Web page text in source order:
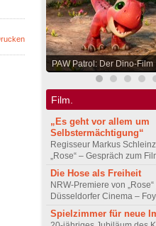
PAW Patrol: Der Dino-Film
Film.
„Es geht vor allem um
Selbstermächtigung“
Regisseur Markus
„Rose“ – Gespräch zum
Die Hose als Freiheit
NRW-Premiere von „Rose“
Düsseldorfer Cinema –
Spielzimmer für neue